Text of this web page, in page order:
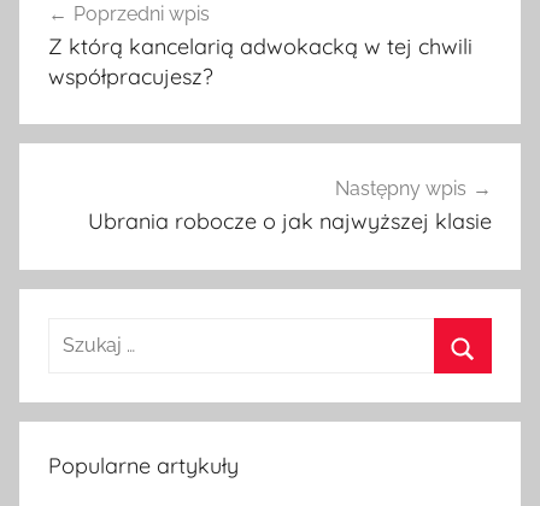
Nawigacja
wpisu
Poprzedni wpis
Z którą kancelarią adwokacką w tej chwili
współpracujesz?
Następny wpis
Ubrania robocze o jak najwyższej klasie
u
a
z
Popularne artykuły